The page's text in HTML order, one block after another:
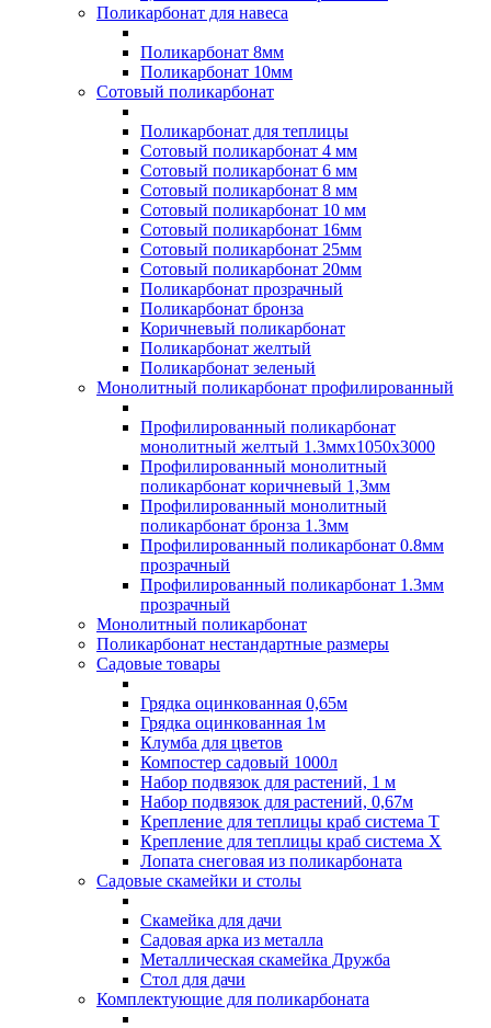
Поликарбонат для навеса
Поликарбонат 8мм
Поликарбонат 10мм
Сотовый поликарбонат
Поликарбонат для теплицы
Сотовый поликарбонат 4 мм
Сотовый поликарбонат 6 мм
Сотовый поликарбонат 8 мм
Сотовый поликарбонат 10 мм
Сотовый поликарбонат 16мм
Сотовый поликарбонат 25мм
Сотовый поликарбонат 20мм
Поликарбонат прозрачный
Поликарбонат бронза
Коричневый поликарбонат
Поликарбонат желтый
Поликарбонат зеленый
Монолитный поликарбонат профилированный
Профилированный поликарбонат
монолитный желтый 1.3ммх1050х3000
Профилированный монолитный
поликарбонат коричневый 1,3мм
Профилированный монолитный
поликарбонат бронза 1.3мм
Профилированный поликарбонат 0.8мм
прозрачный
Профилированный поликарбонат 1.3мм
прозрачный
Монолитный поликарбонат
Поликарбонат нестандартные размеры
Садовые товары
Грядка оцинкованная 0,65м
Грядка оцинкованная 1м
Клумба для цветов
Компостер садовый 1000л
Набор подвязок для растений, 1 м
Набор подвязок для растений, 0,67м
Крепление для теплицы краб система Т
Крепление для теплицы краб система Х
Лопата снеговая из поликарбоната
Садовые скамейки и столы
Скамейка для дачи
Садовая арка из металла
Металлическая скамейка Дружба
Стол для дачи
Комплектующие для поликарбоната